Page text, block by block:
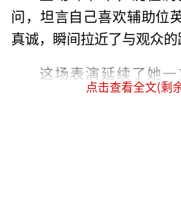
问，坦言自己喜欢辅助位
真诚，瞬间拉近了与观众的
这场表演延续了她
格。从韩国出道舞台的《
点击查看全文(剩